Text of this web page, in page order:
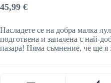
45,99 €
Насладете се на добра малка
подготвена и запалена с най-
пазара! Няма съмнение, че ще я